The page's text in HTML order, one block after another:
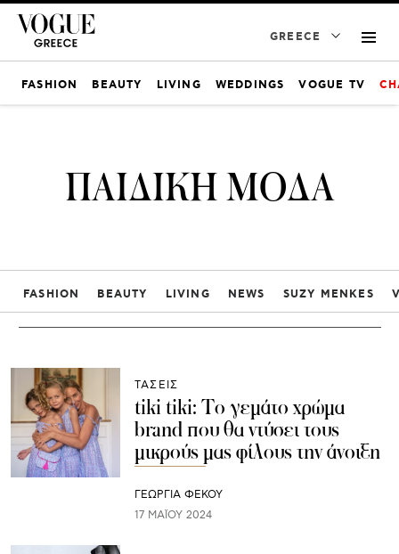
GREECE
FASHION BEAUTY LIVING WEDDINGS VOGUE TV
ΠΑΙΔΙΚΗ ΜΟΔΑ
FASHION BEAUTY LIVING NEWS SUZY MENKES
ΤΑΣΕΙΣ
tiki tiki: Το γεμάτο χρώμα
brand που θα ντύσει τους
μικρούς μας φίλους την άνοιξη
ΓΕΩΡΓΙΑ ΦΕΚΟΥ
17 ΜΑΪ́ΟΥ 2024